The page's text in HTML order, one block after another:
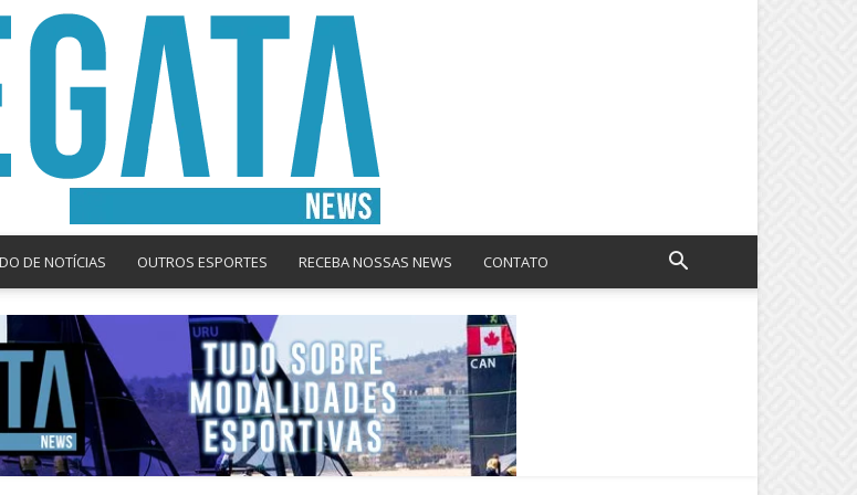
News
DE NOTÍCIAS OUTROS ESPORTES RECEBA NOSSAS NEWS CONTATO